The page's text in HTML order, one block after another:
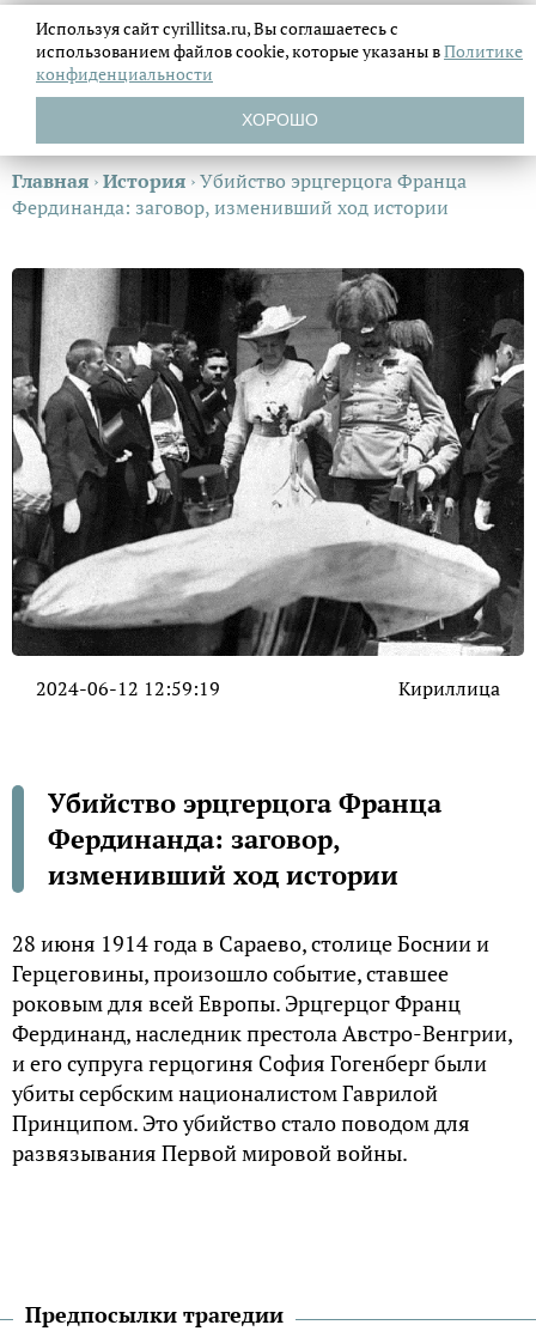
Главная ›История ›Убийство эрцгерцога Франца
Фердинанда: заговор, изменивший ход истории
2024-06-12 12:59:19 Кириллица
Убийство эрцгерцога Франца
Фердинанда: заговор,
изменивший ход истории
28 июня 1914 года в Сараево, столице Боснии и
Герцеговины, произошло событие, ставшее
роковым для всей Европы. Эрцгерцог Франц
Фердинанд, наследник престола Австро-Венгрии,
и его супруга герцогиня София Гогенберг были
убиты сербским националистом Гаврилой
Принципом. Это убийство стало поводом для
развязывания Первой мировой войны.
Предпосылки трагедии
Используя сайт cyrillitsa.ru, Вы соглашаетесь с
использованием файловcookie, которые указаны вПолитике
конфиденциальности
ХОРОШО